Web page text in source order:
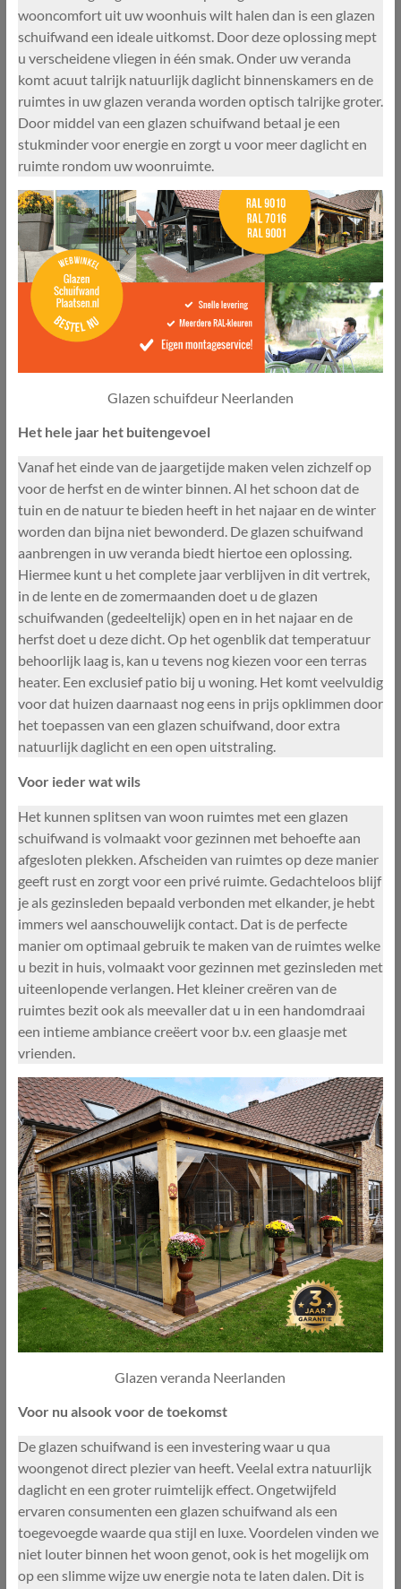
wooncomfort uit uw woonhuis wilt halen dan is een glazen
schuifwand een ideale uitkomst. Door deze oplossing mept
u verscheidene vliegen in één smak. Onder uw veranda
komt acuut talrijk natuurlijk daglicht binnenskamers en de
ruimtes in uw glazen veranda worden optisch talrijke groter.
Door middel van een glazen schuifwand betaal je een
stukminder voor energie en zorgt u voor meer daglicht en
ruimte rondom uw woonruimte.
Glazen schuifdeur Neerlanden
Het hele jaar het buitengevoel
Vanaf het einde van de jaargetijde maken velen zichzelf op
voor de herfst en de winter binnen. Al het schoon dat de
tuin en de natuur te bieden heeft in het najaar en de winter
worden dan bijna niet bewonderd. De glazen schuifwand
aanbrengen in uw veranda biedt hiertoe een oplossing.
Hiermee kunt u het complete jaar verblijven in dit vertrek,
in de lente en de zomermaanden doet u de glazen
schuifwanden (gedeeltelijk) open en in het najaar en de
herfst doet u deze dicht. Op het ogenblik dat temperatuur
behoorlijk laag is, kan u tevens nog kiezen voor een terras
heater. Een exclusief patio bij u woning. Het komt veelvuldig
voor dat huizen daarnaast nog eens in prijs opklimmen door
het toepassen van een glazen schuifwand, door extra
natuurlijk daglicht en een open uitstraling.
Voor ieder wat wils
Het kunnen splitsen van woon ruimtes met een glazen
schuifwand is volmaakt voor gezinnen met behoefte aan
afgesloten plekken. Afscheiden van ruimtes op deze manier
geeft rust en zorgt voor een privé ruimte. Gedachteloos blijf
je als gezinsleden bepaald verbonden met elkander, je hebt
immers wel aanschouwelijk contact. Dat is de perfecte
manier om optimaal gebruik te maken van de ruimtes welke
u bezit in huis, volmaakt voor gezinnen met gezinsleden met
uiteenlopende verlangen. Het kleiner creëren van de
ruimtes bezit ook als meevaller dat u in een handomdraai
een intieme ambiance creëert voor b.v. een glaasje met
vrienden.
Glazen veranda Neerlanden
Voor nu alsook voor de toekomst
De glazen schuifwand is een investering waar u qua
woongenot direct plezier van heeft. Veelal extra natuurlijk
daglicht en een groter ruimtelijk effect. Ongetwijfeld
ervaren consumenten een glazen schuifwand als een
toegevoegde waarde qua stijl en luxe. Voordelen vinden we
niet louter binnen het woon genot, ook is het mogelijk om
op een slimme wijze uw energie nota te laten dalen. Dit is